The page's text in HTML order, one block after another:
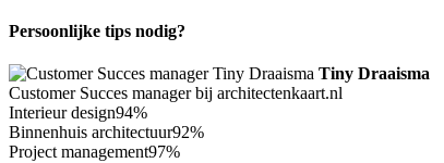
Persoonlijke tips nodig?
Tiny Draaisma
Customer Succes manager bij architectenkaart.nl
Interieur design94%
Binnenhuis architectuur92%
Project management97%